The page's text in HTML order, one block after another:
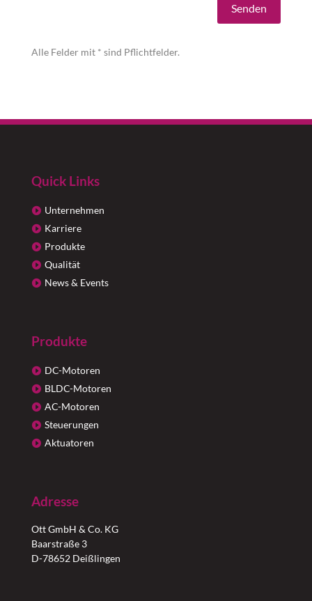
Senden
Alle Felder mit * sind Pflichtfelder.
Quick Links
Unternehmen
Karriere
Produkte
Qualität
News & Events
Produkte
DC-Motoren
BLDC-Motoren
AC-Motoren
Steuerungen
Aktuatoren
Adresse
Ott GmbH & Co. KG
Baarstraße 3
D-78652 Deißlingen